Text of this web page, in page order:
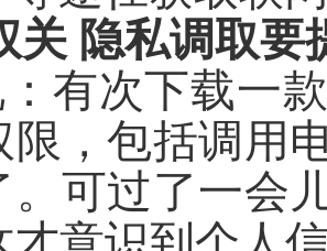
关 隐私调取要
：有次下载一
限，包括调用
。可过了一会